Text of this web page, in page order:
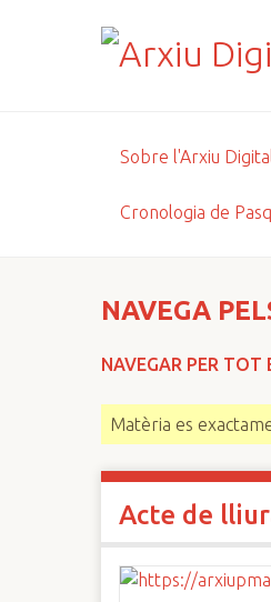
Sobre l'Arxiu
Cronologia de
NAVEGA
NAVEGAR PER TOT
Matèria es
Acte de